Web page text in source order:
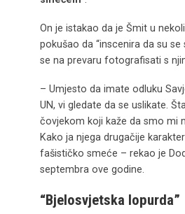
On je istakao da je Šmit u
pokušao da “inscenira da su
se na prevaru fotografisati s
– Umjesto da imate odluku
UN, vi gledate da se uslikate.
čovjekom koji kaže da smo mi
Kako ja njega drugačije
fašističko smeće – rekao je
septembra ove godine.
“Bjelosvjetska lopurda”